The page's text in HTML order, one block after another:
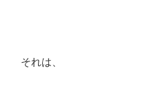
それは、